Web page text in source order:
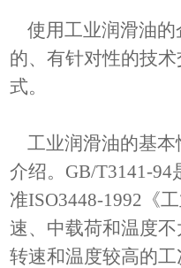
使用工业润滑油的
的、有针对性的技
式。
工业润滑油的基本
介绍。GB/T3141-
准ISO3448-1992《
速、中载荷和温度
转速和温度较高的